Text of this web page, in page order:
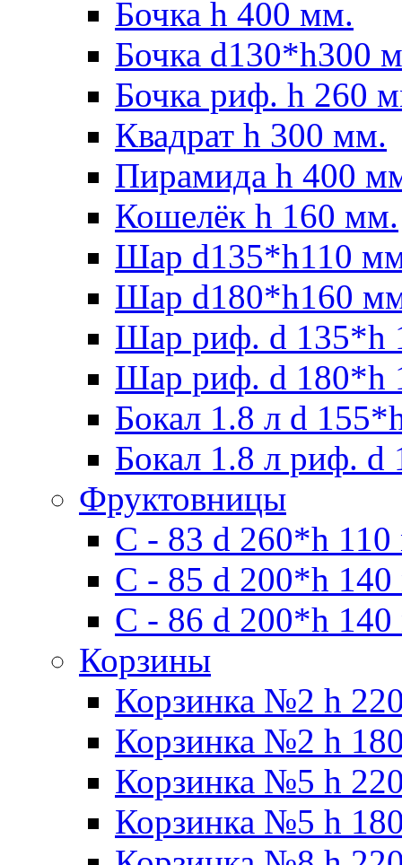
Бочка h 400 мм.
Бочка d130*h300
Бочка риф. h 260
Квадрат h 300 мм.
Пирамида h 400
Кошелёк h 160 мм.
Шар d135*h110
Шар d180*h160
Шар риф. d 135*h
Шар риф. d 180*h
Бокал 1.8 л d
Бокал 1.8 л риф.
Фруктовницы
С - 83 d 260*h
С - 85 d 200*h
С - 86 d 200*h
Корзины
Корзинка №2 h
Корзинка №2 h
Корзинка №5 h
Корзинка №5 h